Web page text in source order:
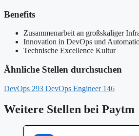
Benefits
Zusammenarbeit an großskaliger
Innovation in DevOps und
Technische Excellence Kultur
Ähnliche Stellen durchsuchen
DevOps 293 DevOps Engineer 146
Weitere Stellen bei Paytm